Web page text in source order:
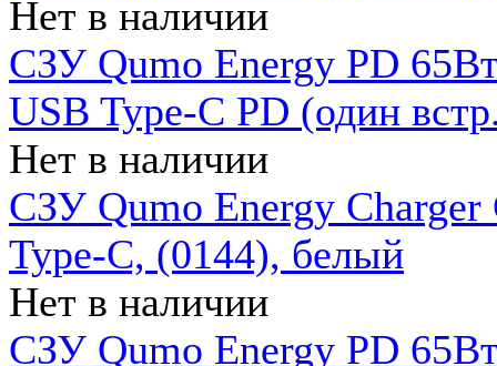
Нет в наличии
СЗУ Qumo Energy PD
USB Type-C PD (один
Нет в наличии
СЗУ Qumo Energy
Type-C, (0144), белый
Нет в наличии
СЗУ Qumo Energy PD